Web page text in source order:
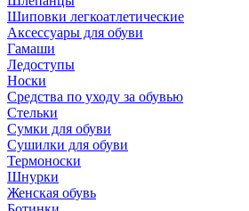
Шиповки легкоатлетические
Аксессуары для обуви
Гамаши
Ледоступы
Носки
Средства по уходу за обувью
Стельки
Сумки для обуви
Сушилки для обуви
Термоноски
Шнурки
Женская обувь